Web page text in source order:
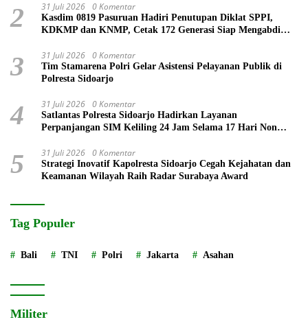
2 31 Juli 2026 0 Komentar
Kasdim 0819 Pasuruan Hadiri Penutupan Diklat SPPI,
KDKMP dan KNMP, Cetak 172 Generasi Siap Mengabdi
3 31 Juli 2026 0 Komentar
Tim Stamarena Polri Gelar Asistensi Pelayanan Publik di
Polresta Sidoarjo
4 31 Juli 2026 0 Komentar
Satlantas Polresta Sidoarjo Hadirkan Layanan
Perpanjangan SIM Keliling 24 Jam Selama 17 Hari Non
5 31 Juli 2026 0 Komentar
Strategi Inovatif Kapolresta Sidoarjo Cegah Kejahatan dan
Keamanan Wilayah Raih Radar Surabaya Award
Tag Populer
Bali TNI Polri Jakarta Asahan
Militer